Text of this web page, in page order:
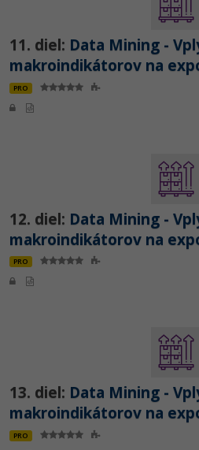
11. diel: Data Mining -
makroindikátorov na
PRO
12. diel: Data Mining -
makroindikátorov na
PRO
13. diel: Data Mining -
makroindikátorov na
PRO